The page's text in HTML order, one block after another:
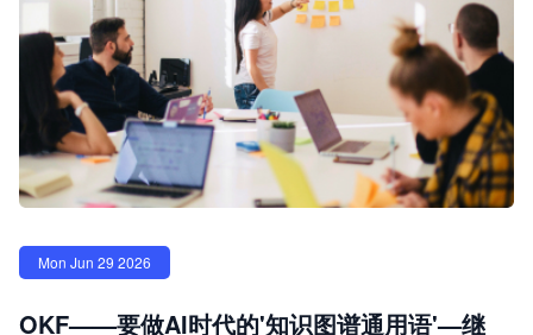
Mon Jun 29 2026
OKF——要做AI时代的'知识图谱通用语'—继